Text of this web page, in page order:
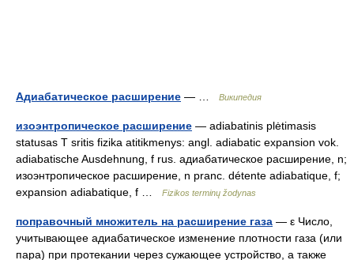
Адиабатическое расширение — … Википедия
изоэнтропическое расширение — adiabatinis plėtimasis
statusas T sritis fizika atitikmenys: angl. adiabatic expansion vok.
adiabatische Ausdehnung, f rus. адиабатическое расширение, n;
изоэнтропическое расширение, n pranc. détente adiabatique, f;
expansion adiabatique, f …
Fizikos terminų žodynas
поправочный множитель на расширение газа — ε Число,
учитывающее адиабатическое изменение плотности газа (или
пара) при протекании через сужающее устройство, а также